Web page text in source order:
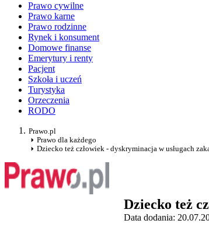
Prawo cywilne
Prawo karne
Prawo rodzinne
Rynek i konsument
Domowe finanse
Emerytury i renty
Pacjent
Szkoła i uczeń
Turystyka
Orzeczenia
RODO
Prawo.pl
Prawo dla każdego
Dziecko też człowiek - dyskryminacja w usługach
Dziecko też
Data dodania: